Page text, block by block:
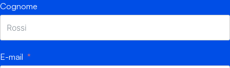
Cognome
E-mail